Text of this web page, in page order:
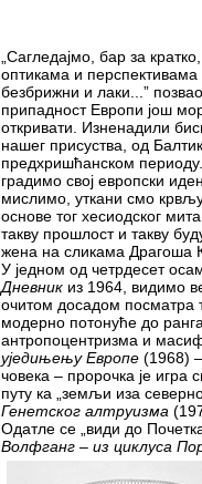
„Сагледајмо, бар за
оптикама и
безбрижни и лаки...”
припадност Европи још
откривати. Изненадили
нашег присуства, од
предхришћанском
градимо свој европски
мислимо, уткани смо
основе тог хесиодског
такву прошлост и такву
жена на сликама Драгоша
У једном од четрдесет
Дневник из 1964, видимо
очитом досадом посматра
модерно потонуће до
антропоцентризма и
уједињењу Европе (1968)
човека – пророчка је игра
путу ка „земљи иза
Генетског алтруизма
Одатле се „види до
Волфганг – из циклуса